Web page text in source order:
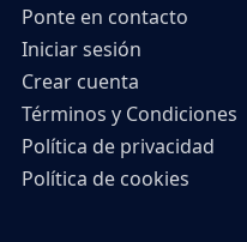
Ponte en contacto
Iniciar sesión
Crear cuenta
Términos y Condiciones
Política de privacidad
Política de cookies